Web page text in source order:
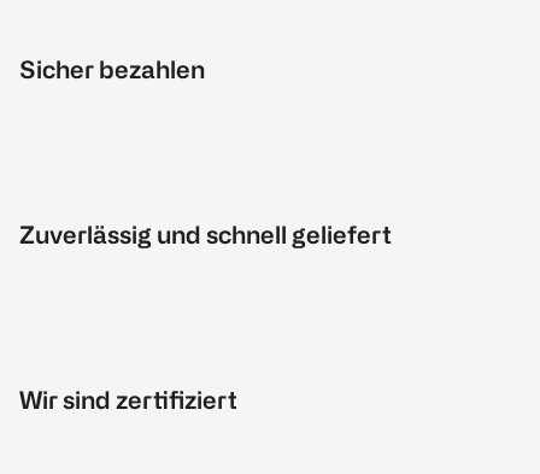
Sicher bezahlen
Zuverlässig und schnell geliefert
Wir sind zertifiziert